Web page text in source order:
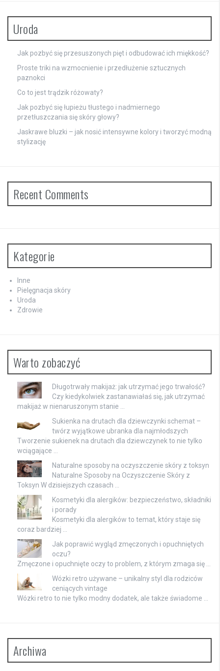
Uroda
Jak pozbyć się przesuszonych pięt i odbudować ich miękkość?
Proste triki na wzmocnienie i przedłużenie sztucznych
paznokci
Co to jest trądzik różowaty?
Jak pozbyć się łupieżu tłustego i nadmiernego
przetłuszczania się skóry głowy?
Jaskrawe bluzki – jak nosić intensywne kolory i tworzyć modną
stylizację
Recent Comments
Kategorie
Inne
Pielęgnacja skóry
Uroda
Zdrowie
Warto zobaczyć
Długotrwały makijaż: jak utrzymać jego trwałość?
Czy kiedykolwiek zastanawiałaś się, jak utrzymać
makijaż w nienaruszonym stanie …
Sukienka na drutach dla dziewczynki schemat –
twórz wyjątkowe ubranka dla najmłodszych
Tworzenie sukienek na drutach dla dziewczynek to nie tylko
wciągające …
Naturalne sposoby na oczyszczenie skóry z toksyn
Naturalne Sposoby na Oczyszczenie Skóry z
Toksyn W dzisiejszych czasach …
Kosmetyki dla alergików: bezpieczeństwo, składniki
i porady
Kosmetyki dla alergików to temat, który staje się
coraz bardziej …
Jak poprawić wygląd zmęczonych i opuchniętych
oczu?
Zmęczone i opuchnięte oczy to problem, z którym zmaga się …
Wózki retro używane – unikalny styl dla rodziców
ceniących vintage
Wózki retro to nie tylko modny dodatek, ale także świadome …
Archiwa